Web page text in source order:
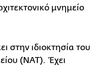
μνημείο
στην ιδιοκτησία του
(ΝΑΤ). Έχει